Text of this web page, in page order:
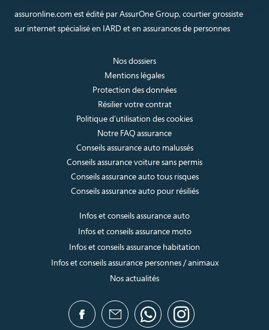
assuronline.com est édité par AssurOne Group, courtier grossiste
sur internet spécialisé en IARD et en assurances de personnes
Nos dossiers
Mentions légales
Protection des données
Résilier votre contrat
Politique d’utilisation des cookies
Notre FAQ assurance
Conseils assurance auto malussés
Conseils assurance voiture sans permis
Conseils assurance auto tous risques
Conseils assurance auto pour résiliés
Infos et conseils assurance auto
Infos et conseils assurance moto
Infos et conseils assurance habitation
Infos et conseils assurance personnes / animaux
Nos actualités